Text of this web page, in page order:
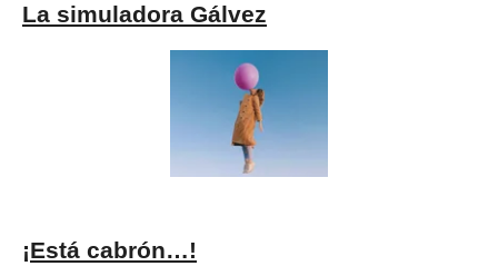
La simuladora Gálvez
¡Está cabrón…!